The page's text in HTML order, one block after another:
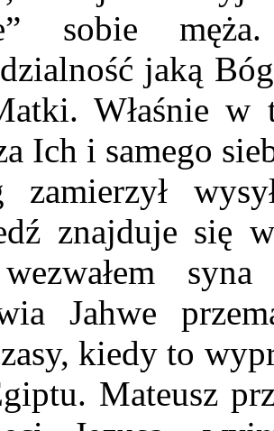
sobie
jaką
Właśnie w
Ich i samego
znajduje się
Jahwe
kiedy to
Mateusz